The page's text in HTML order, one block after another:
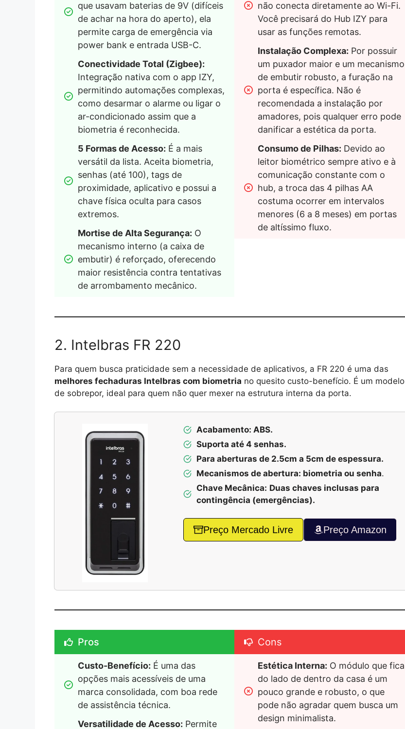
que usavam baterias de 9V (difíceis
de achar na hora do aperto), ela
permite carga de emergência via
power bank e entrada USB-C.
Conectividade Total (Zigbee):
Integração nativa com o app IZY,
permitindo automações complexas,
como desarmar o alarme ou ligar o
ar-condicionado assim que a
biometria é reconhecida.
5 Formas de Acesso: É a mais
versátil da lista. Aceita biometria,
senhas (até 100), tags de
proximidade, aplicativo e possui a
chave física oculta para casos
extremos.
Mortise de Alta Segurança: O
mecanismo interno (a caixa de
embutir) é reforçado, oferecendo
maior resistência contra tentativas
de arrombamento mecânico.
não conecta diretamente ao Wi-Fi.
Você precisará do Hub IZY para
usar as funções remotas.
Instalação Complexa: Por possuir
um puxador maior e um mecanismo
de embutir robusto, a furação na
porta é específica. Não é
recomendada a instalação por
amadores, pois qualquer erro pode
danificar a estética da porta.
Consumo de Pilhas: Devido ao
leitor biométrico sempre ativo e à
comunicação constante com o
hub, a troca das 4 pilhas AA
costuma ocorrer em intervalos
menores (6 a 8 meses) em portas
de altíssimo fluxo.
2. Intelbras FR 220
Para quem busca praticidade sem a necessidade de aplicativos, a FR 220 é uma das
melhores fechaduras Intelbras com biometria no quesito custo-benefício. É um modelo
de sobrepor, ideal para quem não quer mexer na estrutura interna da porta.
Acabamento: ABS.
Suporta até 4 senhas.
Para aberturas de 2.5cm a 5cm de espessura.
Mecanismos de abertura: biometria ou senha.
Chave Mecânica: Duas chaves inclusas para
contingência (emergências).
Preço Mercado Livre Preço Amazon
Pros
Custo-Benefício: É uma das
opções mais acessíveis de uma
marca consolidada, com boa rede
de assistência técnica.
Versatilidade de Acesso: Permite
Cons
Estética Interna: O módulo que fica
do lado de dentro da casa é um
pouco grande e robusto, o que
pode não agradar quem busca um
design minimalista.